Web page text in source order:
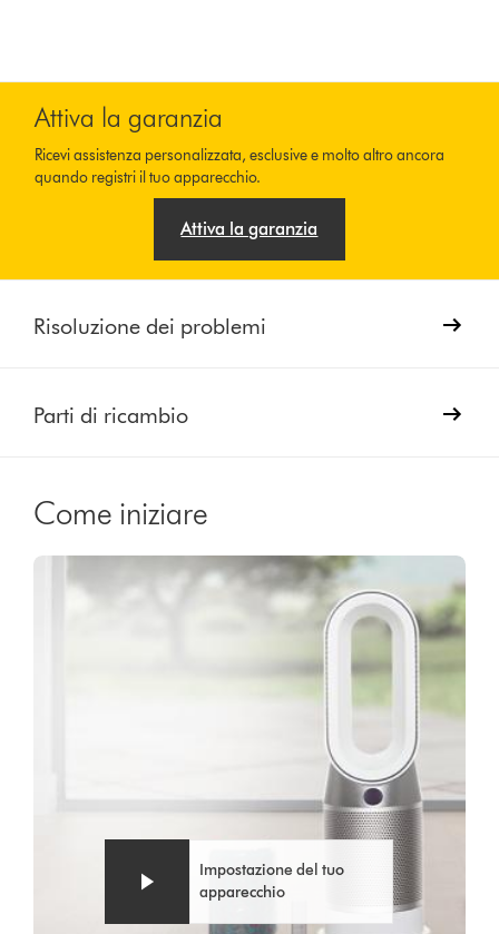
Attiva la garanzia
Ricevi assistenza personalizzata, esclusive e molto altro ancora
quando registri il tuo apparecchio.
Attiva la garanzia
Risoluzione dei problemi
Parti di ricambio
Come iniziare
Impostazione del tuo
apparecchio